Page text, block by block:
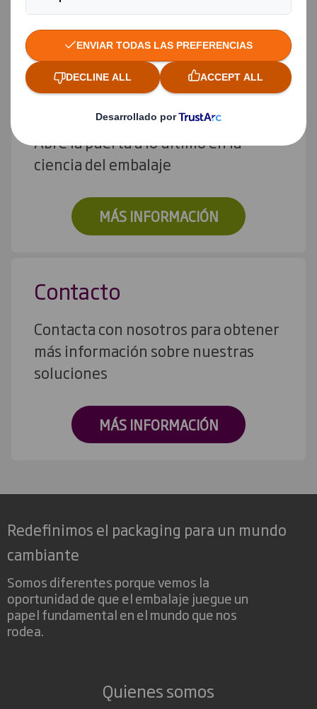
MÁS INFORMACIÓN
Soluciones de Packaging
Abre la puerta a lo último en la
ciencia del embalaje
MÁS INFORMACIÓN
Contacto
Contacta con nosotros para obtener
más información sobre nuestras
soluciones
MÁS INFORMACIÓN
Redefinimos el packaging para un mundo
cambiante
Somos diferentes porque vemos la
oportunidad de que el embalaje juegue un
papel fundamental en el mundo que nos
rodea.
Quienes somos